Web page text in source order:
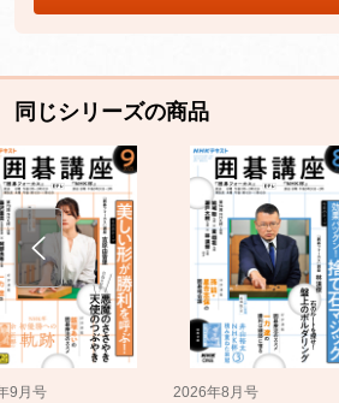
同じシリーズの商品
9月号 2026年8月号